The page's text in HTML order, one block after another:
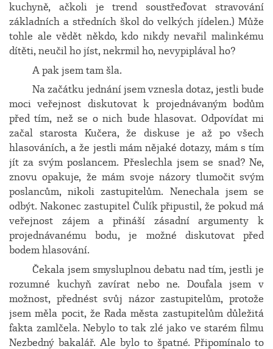
kuchyně, ačkoli je trend soustřeďovat stravování
základních a středních škol do velkých jídelen.) Může
tohle ale vědět někdo, kdo nikdy nevařil malinkému
dítěti, neučil ho jíst, nekrmil ho, nevypiplával ho?
A pak jsem tam šla.
Na začátku jednání jsem vznesla dotaz, jestli bude
moci veřejnost diskutovat k projednávaným bodům
před tím, než se o nich bude hlasovat. Odpovídat mi
začal starosta Kučera, že diskuse je až po všech
hlasováních, a že jestli mám nějaké dotazy, mám s tím
jít za svým poslancem. Přeslechla jsem se snad? Ne,
znovu opakuje, že mám svoje názory tlumočit svým
poslancům, nikoli zastupitelům. Nenechala jsem se
odbýt. Nakonec zastupitel Čulík připustil, že pokud má
veřejnost zájem a přináší zásadní argumenty k
projednávanému bodu, je možné diskutovat před
bodem hlasování.
Čekala jsem smysluplnou debatu nad tím, jestli je
rozumné kuchyň zavírat nebo ne. Doufala jsem v
možnost, přednést svůj názor zastupitelům, protože
jsem měla pocit, že Rada města zastupitelům důležitá
fakta zamlčela. Nebylo to tak zlé jako ve starém filmu
Nezbedný bakalář. Ale bylo to špatné. Připomínalo to